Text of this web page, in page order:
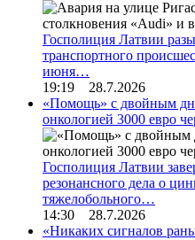
Госполиция Латвии
транспортного
июня…
19:19 28.7.2026
«Помощь» с двойным
онкологией 3000 евро
Госполиция Латвии
резонансного дела о
тяжелобольного…
14:30 28.7.2026
«Никаких сигналов